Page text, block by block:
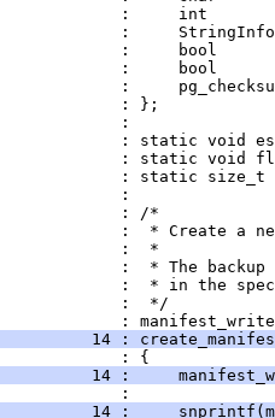
:     int
:
:     bool
:     bool
:
: };
:
: static void
: static void
: static
:
: /*
:  * Create a
:  *
:  * The
:  * in the
:  */
:
14 :
: {
14 :
:
14 :